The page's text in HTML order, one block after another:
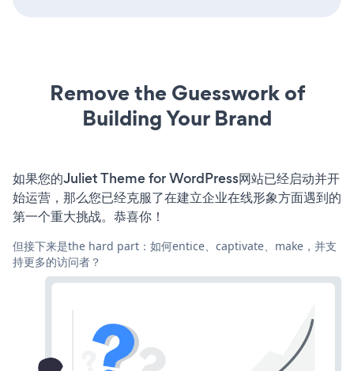
Remove the Guesswork of
Building Your Brand
如果您的Juliet Theme for WordPress网站已经启动并开
始运营，那么您已经克服了在建立企业在线形象方面遇到的
第一个重大挑战。恭喜你！
但接下来是the hard part：如何entice、captivate、make，并支
持更多的访问者？